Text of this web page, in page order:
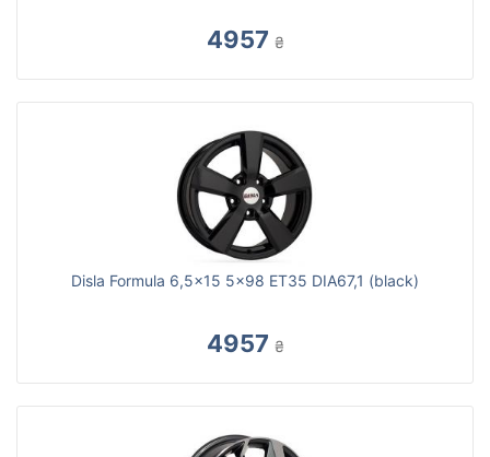
4957 ₴
Disla Formula 6,5x15 5x98 ET35 DIA67,1 (black)
4957 ₴